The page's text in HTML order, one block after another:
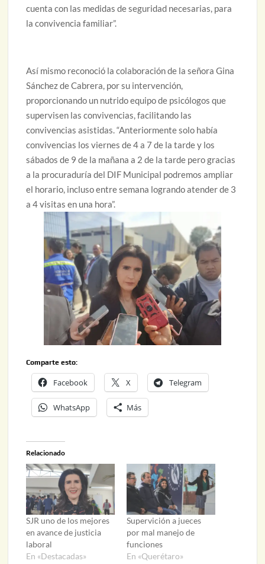
cuenta con las medidas de seguridad necesarias, para
la convivencia familiar”.
Así mismo reconoció la colaboración de la señora Gina
Sánchez de Cabrera, por su intervención,
proporcionando un nutrido equipo de psicólogos que
supervisen las convivencias, facilitando las
convivencias asistidas. “Anteriormente solo había
convivencias los viernes de 4 a 7 de la tarde y los
sábados de 9 de la mañana a 2 de la tarde pero gracias
a la procuraduría del DIF Municipal podremos ampliar
el horario, incluso entre semana logrando atender de 3
a 4 visitas en una hora”.
Comparte esto:
Facebook X Telegram
WhatsApp Más
Relacionado
SJR uno de los mejores
en avance de justicia
laboral
En «Destacadas»
Supervición a jueces
por mal manejo de
funciones
En «Querétaro»